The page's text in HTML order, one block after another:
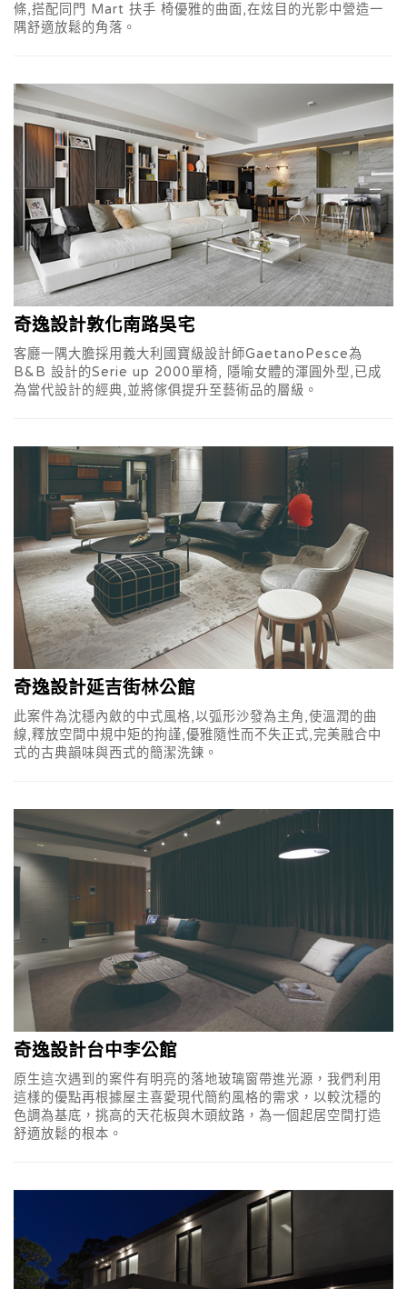
條,搭配同門 Mart 扶手 椅優雅的曲面,在炫目的光影中營造一
隅舒適放鬆的角落。
奇逸設計敦化南路吳宅
客廳一隅大膽採用義大利國寶級設計師GaetanoPesce為
B&B 設計的Serie up 2000單椅, 隱喻女體的渾圓外型,已成
為當代設計的經典,並將傢俱提升至藝術品的層級。
奇逸設計延吉街林公館
此案件為沈穩內斂的中式風格,以弧形沙發為主角,使溫潤的曲
線,釋放空間中規中矩的拘謹,優雅隨性而不失正式,完美融合中
式的古典韻味與西式的簡潔洗鍊。
奇逸設計台中李公館
原生這次遇到的案件有明亮的落地玻璃窗帶進光源，我們利用
這樣的優點再根據屋主喜愛現代簡約風格的需求，以較沈穩的
色調為基底，挑高的天花板與木頭紋路，為一個起居空間打造
舒適放鬆的根本。